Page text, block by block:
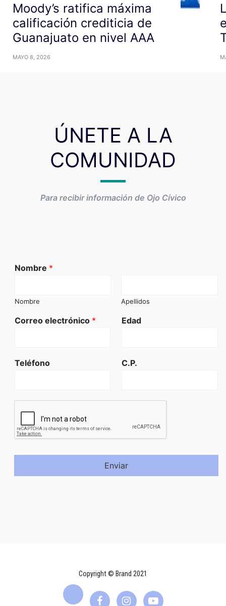
Moody’s ratifica máxima
calificación crediticia de
Guanajuato en nivel AAA
MAYO 8, 2026
ÚNETE A LA
COMUNIDAD
Para recibir información de Ojo Cívico
Nombre *
Nombre Apellidos
Correo electrónico * Edad
Teléfono C.P.
Enviar
Copyright © Brand 2021